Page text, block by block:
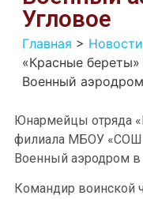
Угловое
Главная > Новости
«Красные
Военный
Юнармейцы отряда
филиала МБОУ «СОШ
Военный аэродром в
Командир воинской